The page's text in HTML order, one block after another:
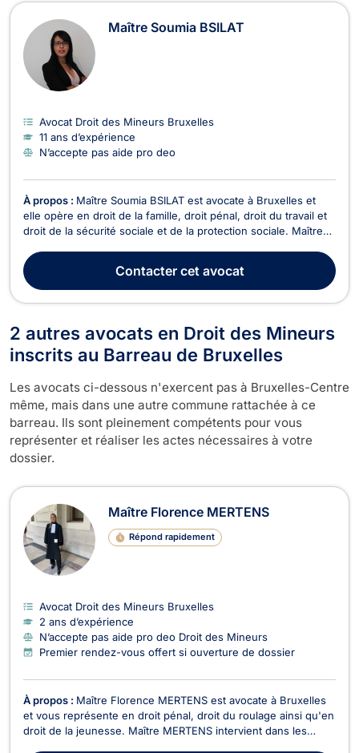
Maître Soumia BSILAT
Avocat Droit des Mineurs Bruxelles
11 ans d’expérience
N’accepte pas aide pro deo
À propos : Maître Soumia BSILAT est avocate à Bruxelles et
elle opère en droit de la famille, droit pénal, droit du travail et
droit de la sécurité sociale et de la protection sociale. Maître
dans votre procédure de divorce, de liquidation d’indivision ou
encore de constituti...Contactercet avocat
2 autres avocats en Droit des Mineurs
inscrits au Barreau de Bruxelles
Les avocats ci-dessous n'exercent pas à Bruxelles-Centre
même, mais dans une autre commune rattachée à ce
barreau. Ils sont pleinement compétents pour vous
représenter et réaliser les actes nécessaires à votre
dossier.
Maître Florence MERTENS
Répond rapidement
Avocat Droit des Mineurs Bruxelles
2 ans d’expérience
N’accepte pas aide pro deo Droit des Mineurs
Premier rendez-vous offert si ouverture de dossier
À propos : Maître Florence MERTENS est avocate à Bruxelles
et vous représente en droit pénal, droit du roulage ainsi qu'en
droit de la jeunesse. Maître MERTENS intervient dans les